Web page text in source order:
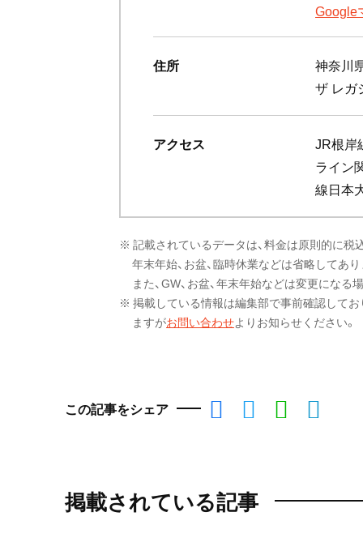
Google
住所
神奈川
ザ レガ
アクセス
JR根岸
ライン
線日本
※ 記載されているデータは、料金は原則的に税
年末年始、お盆、臨時休業などは省略してあり
また、GW、お盆、年末年始などは変更にな
※ 掲載している情報は編集部で事前確認して
ますがお問い合わせよりお知らせください。
この記事をシェア
掲載されている記事